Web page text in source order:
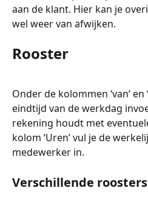
aan de klant. Hier kan je
wel weer van afwijken.
Rooster
Onder de kolommen ‘van’
eindtijd van de werkdag
rekening houdt met
kolom ‘Uren’ vul je de
medewerker in.
Verschillende roosters